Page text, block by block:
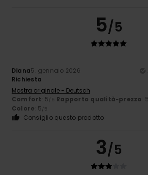
5/5
Diana5. gennaio 2026
Richiesta
Mostra originale - Deutsch
Comfort: 5/5 Rapporto qualità-prezzo: 5
Colore: 5/5
Consiglio questo prodotto
3/5